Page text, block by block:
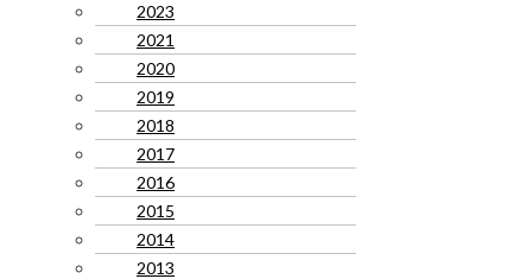
2023
2021
2020
2019
2018
2017
2016
2015
2014
2013